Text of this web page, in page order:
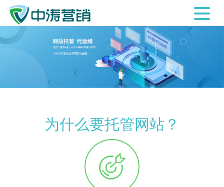
为什么要托管网站？